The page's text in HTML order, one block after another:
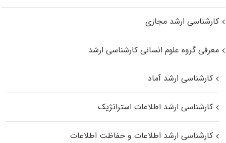
کارشناسی ارشد مجازی
معرفی گروه علوم انسانی کارشناسی ارشد
کارشناسی ارشد آماد
کارشناسی ارشد اطلاعات استراتژیک
کارشناسی ارشد اطلاعات و حفاظت اطلاعات